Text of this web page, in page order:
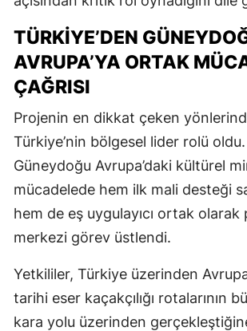
TÜRKIYE’DEN
AVRUPA’YA ORTAK
ÇAĞRISI
Projenin en dikkat çeken
Türkiye’nin bölgesel lider rolü
Güneydoğu Avrupa’daki kültürel
mücadelede hem ilk mali desteği
hem de eş uygulayıcı ortak olarak
merkezi görev üstlendi.
Yetkililer, Türkiye üzerinden
tarihi eser kaçakçılığı rotalarının
kara yolu üzerinden